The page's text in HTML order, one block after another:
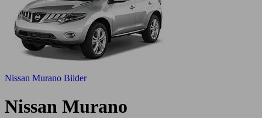
Nissan Murano Bilder
Nissan Murano